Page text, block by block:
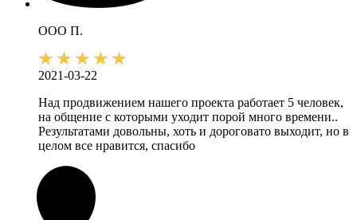
ООО П.
2021-03-22
Над продвижением нашего проекта работает 5 человек,
на общение с которыми уходит порой много времени..
Результатами довольны, хоть и дороговато выходит, но в
целом все нравится, спасибо